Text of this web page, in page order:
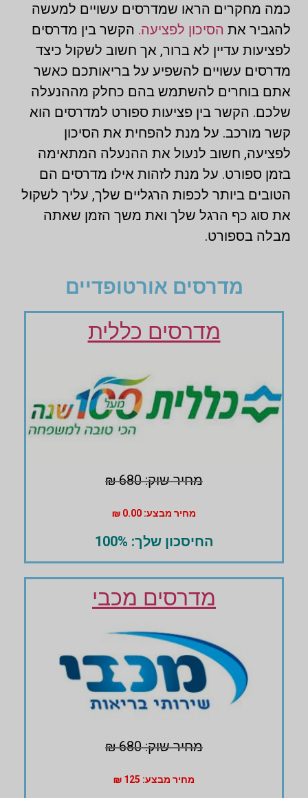
כמה מחקרים הראו שמדרסים עשויים למעשה
להגביר את הסיכון לפציעה. הקשר בין מדרסים
לפציעות עדיין לא ברור, אך חשוב לשקול כיצד
מדרסים עשויים להשפיע על בריאותכם כאשר
אתם בוחרים להשתמש בהם כחלק מההנעלה
שלכם. הקשר בין פציעות ספורט למדרסים הוא
קשר מורכב. על מנת להפחית את הסיכון
לפציעה, חשוב לנעול את ההנעלה המתאימה
בזמן ספורט. על מנת לזהות אילו מדרסים הם
הטובים ביותר לכפות הרגליים שלך, עליך לשקול
את סוג כף הרגל שלך ואת משך הזמן שאתה
מבלה בספורט.
מדרסים אורטופדיים
מדרסים כללית
מחיר שוק: 680 ₪
מחיר מבצע: 0.00 ₪
החיסכון שלך: 100%
מדרסים מכבי
מחיר שוק: 680 ₪
מחיר מבצע: 125 ₪